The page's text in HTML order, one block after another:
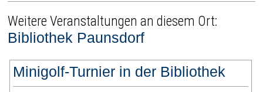
Weitere Veranstaltungen an diesem Ort:
Bibliothek Paunsdorf
Minigolf-Turnier in der Bibliothek